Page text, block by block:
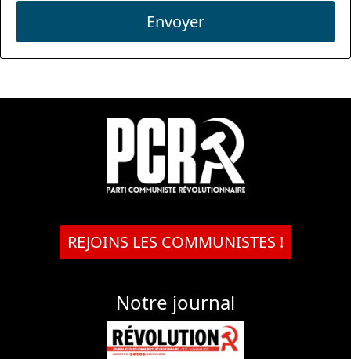
Envoyer
REJOINS LES COMMUNISTES !
Notre journal